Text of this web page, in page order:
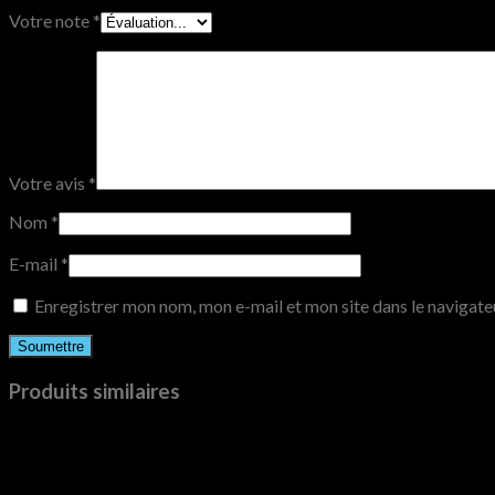
Votre note *
Votre avis *
Nom *
E-mail *
Enregistrer mon nom, mon e-mail et mon site dans le
Produits similaires